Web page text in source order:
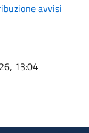
avvisi
13:04